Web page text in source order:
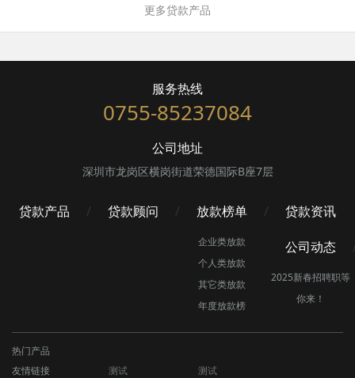
更多贷款产品
服务热线
0755-85237084
公司地址
深圳市龙岗区横岗街道荣德国际B座7层
贷款产品 贷款顾问 放款榜单
企业类放款
个人类放款
其它类放款
年度放款榜
贷款资讯
公司动态
2025新春招聘职等
你来！
热门产品
友情链接
测试 测试